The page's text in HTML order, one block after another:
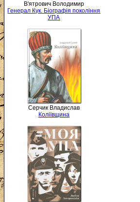
В'ятрович Володимир
Генерал Кук. Біографія покоління
УПА
Серчик Владислав
Коліївщина